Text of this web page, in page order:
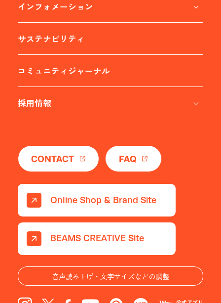
インフォメーション
サステナビリティ
コミュニティジャーナル
採用情報
音声読み上げ・文字サイズなどの調整
CONTACT FAQ
Online Shop & Brand Site
BEAMS CREATIVE Site